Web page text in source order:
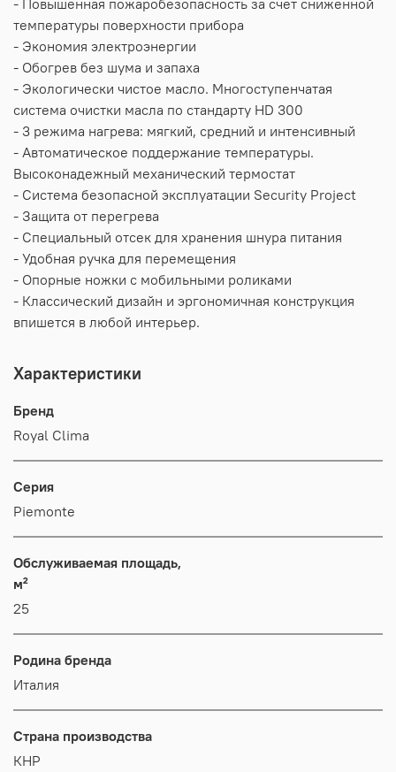
температуры поверхности прибора
- Экономия электроэнергии
- Обогрев без шума и запаха
- Экологически чистое масло. Многоступенчатая
система очистки масла по стандарту HD 300
- 3 режима нагрева: мягкий, средний и интенсивный
- Автоматическое поддержание температуры.
Высоконадежный механический термостат
- Система безопасной эксплуатации Security Project
- Защита от перегрева
- Специальный отсек для хранения шнура питания
- Удобная ручка для перемещения
- Опорные ножки с мобильными роликами
- Классический дизайн и эргономичная конструкция
впишется в любой интерьер.
Характеристики
Бренд
Royal Clima
Серия
Piemonte
Обслуживаемая площадь,
м²
25
Родина бренда
Италия
Страна производства
КНР